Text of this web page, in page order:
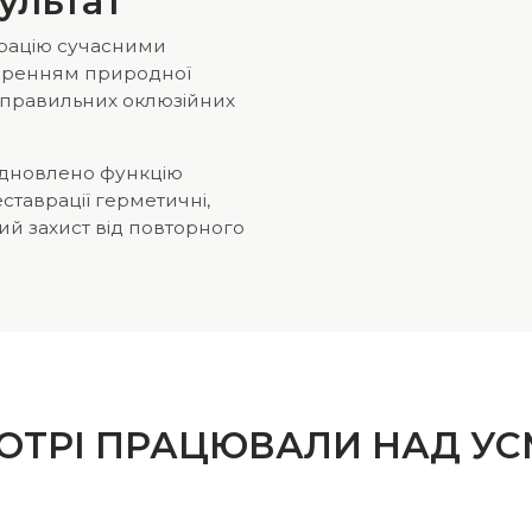
сучасними
природної
оклюзійних
функцію
герметичні,
захист від повторного
ПРАЦЮВАЛИ НАД